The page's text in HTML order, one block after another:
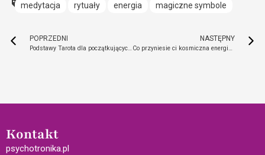
medytacja rytuały energia magiczne symbole
POPRZEDNI
Podstawy Tarota dla początkujących – jak wyznaczać kartę dnia
NASTĘPNY
Co przyniesie ci kosmiczna energia w 2025 roku?
Kontakt
psychotronika.pl